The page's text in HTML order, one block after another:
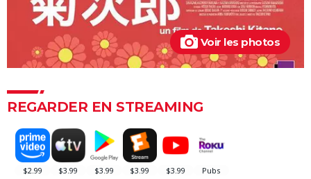
Voir les photos
REGARDER EN STREAMING